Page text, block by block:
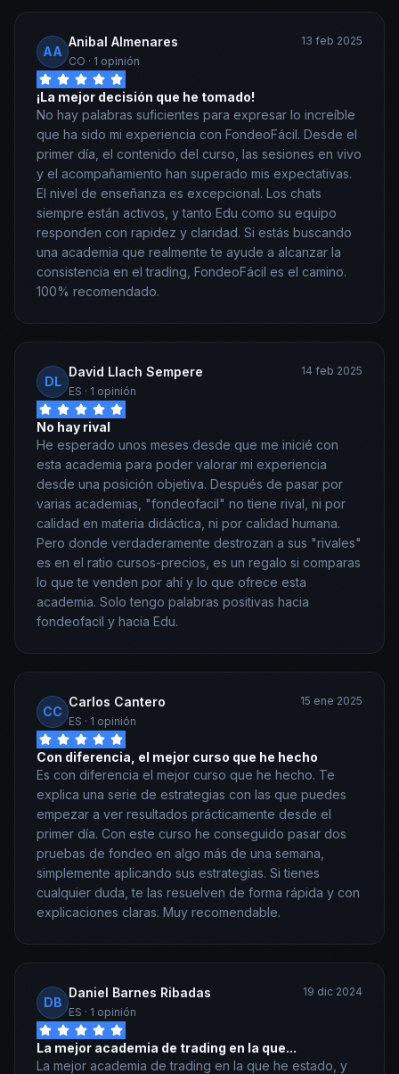
AA
Anibal Almenares
CO · 1 opinión
13 feb 2025
¡La mejor decisión que he tomado!
No hay palabras suficientes para expresar lo increíble
que ha sido mi experiencia con FondeoFácil. Desde el
primer día, el contenido del curso, las sesiones en vivo
y el acompañamiento han superado mis expectativas.
El nivel de enseñanza es excepcional. Los chats
siempre están activos, y tanto Edu como su equipo
responden con rapidez y claridad. Si estás buscando
una academia que realmente te ayude a alcanzar la
consistencia en el trading, FondeoFácil es el camino.
100% recomendado.
DL
David Llach Sempere
ES · 1 opinión
14 feb 2025
No hay rival
He esperado unos meses desde que me inicié con
esta academia para poder valorar mi experiencia
desde una posición objetiva. Después de pasar por
varias academias, "fondeofacil" no tiene rival, ni por
calidad en materia didáctica, ni por calidad humana.
Pero donde verdaderamente destrozan a sus "rivales"
es en el ratio cursos-precios, es un regalo si comparas
lo que te venden por ahí y lo que ofrece esta
academia. Solo tengo palabras positivas hacia
fondeofacil y hacia Edu.
CC
Carlos Cantero
ES · 1 opinión
15 ene 2025
Con diferencia, el mejor curso que he hecho
Es con diferencia el mejor curso que he hecho. Te
explica una serie de estrategias con las que puedes
empezar a ver resultados prácticamente desde el
primer día. Con este curso he conseguido pasar dos
pruebas de fondeo en algo más de una semana,
simplemente aplicando sus estrategias. Si tienes
cualquier duda, te las resuelven de forma rápida y con
explicaciones claras. Muy recomendable.
DB
Daniel Barnes Ribadas
ES · 1 opinión
19 dic 2024
La mejor academia de trading en la que...
La mejor academia de trading en la que he estado, y